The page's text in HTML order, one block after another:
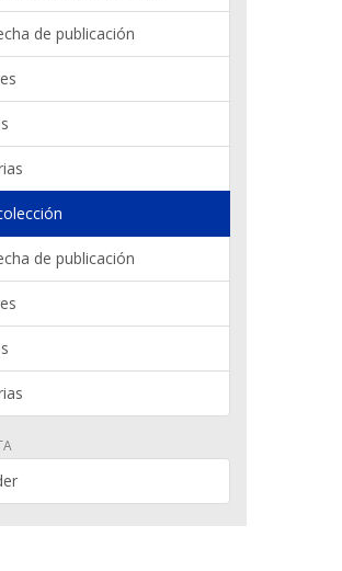
de publicación
de publicación